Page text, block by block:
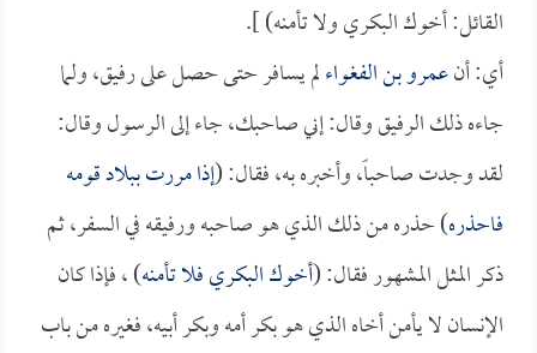
القائل: أخوك البكري ولا تأمنه) ].
أي: أنعمرو بن الفغواءلم يسافر حتى حصل على رفيق، ولما
جاءه ذلك الرفيق وقال: إني صاحبك، جاء إلى الرسول وقال:
لقد وجدت صاحباً، وأخبره به، فقال: (إذا مررت ببلاد قومه
فاحذره) حذره من ذلك الذي هو صاحبه ورفيقه في السفر، ثم
ذكر المثل المشهور فقال: (أخوك البكري فلا تأمنه) ، فإذا كان
الإنسان لا يأمن أخاه الذي هو بكر أمه وبكر أبيه، فغيره من باب